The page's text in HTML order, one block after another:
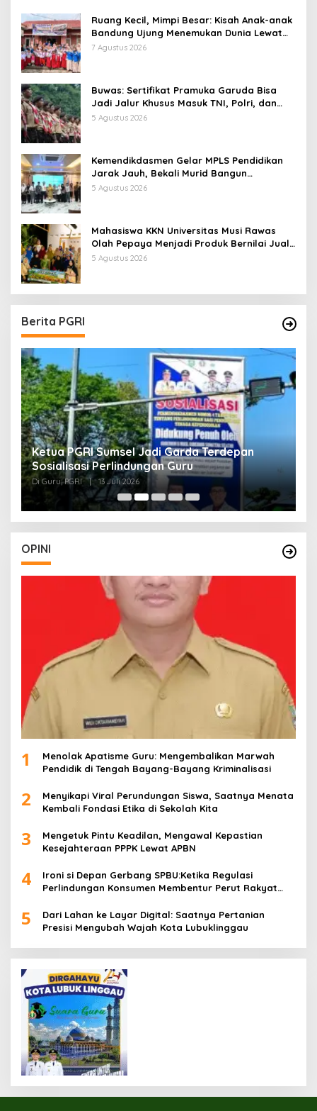
Ruang Kecil, Mimpi Besar: Kisah Anak-anak
Bandung Ujung Menemukan Dunia Lewat
Literasi
7 Agustus 2026
Buwas: Sertifikat Pramuka Garuda Bisa
Jadi Jalur Khusus Masuk TNI, Polri, dan
Perguruan Tinggi
5 Agustus 2026
Kemendikdasmen Gelar MPLS Pendidikan
Jarak Jauh, Bekali Murid Bangun
Kemandirian Belajar
5 Agustus 2026
Mahasiswa KKN Universitas Musi Rawas
Olah Pepaya Menjadi Produk Bernilai Jual
Tinggi, Dorong UMKM Desa Air Satan
5 Agustus 2026
Berita PGRI
Ketua PGRI Sumsel Jadi Garda Terdepan
Sosialisasi Perlindungan Guru
Di Guru, PGRI | 13 Juli 2026
OPINI
1
Menolak Apatisme Guru: Mengembalikan Marwah
Pendidik di Tengah Bayang-Bayang Kriminalisasi
2
Menyikapi Viral Perundungan Siswa, Saatnya Menata
Kembali Fondasi Etika di Sekolah Kita
3
Mengetuk Pintu Keadilan, Mengawal Kepastian
Kesejahteraan PPPK Lewat APBN
4
Ironi si Depan Gerbang SPBU:Ketika Regulasi
Perlindungan Konsumen Membentur Perut Rakyat
5
Dari Lahan ke Layar Digital: Saatnya Pertanian
Presisi Mengubah Wajah Kota Lubuklinggau